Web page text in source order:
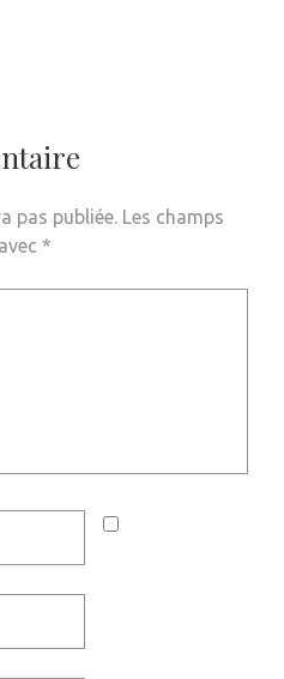
pas publiée. Les champs
*